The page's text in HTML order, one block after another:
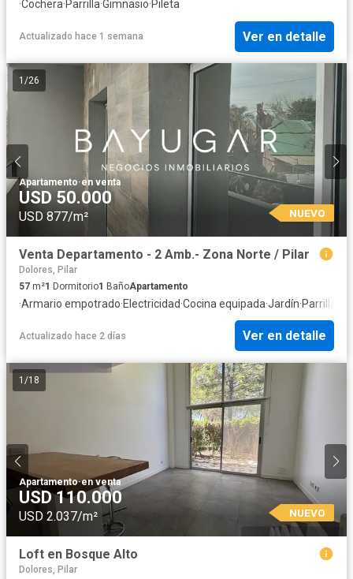
·Cochera·Parrilla·Gimnasio·Pileta
Actualizado hace 1 semana Ver en detalle
1 /26
Apartamento·en venta
USD 50.000
USD 877/m² NUEVO
Venta Departamento - 2 Amb.- Zona Norte / Pilar
Dolores, Pilar
57 m²1 Dormitorio1 BañoApartamento
·Armario empotrado·Electricidad·Cocina equipada·Jardín·Parrilla
Actualizado hace 2 días Ver en detalle
1 /18
Apartamento·en venta
USD 110.000
USD 2.037/m² NUEVO
Loft en Bosque Alto
Dolores, Pilar